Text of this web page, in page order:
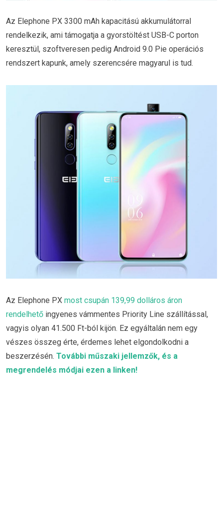
Az Elephone PX 3300 mAh kapacitású akkumulátorral
rendelkezik, ami támogatja a gyorstöltést USB-C porton
keresztül, szoftveresen pedig Android 9.0 Pie operációs
rendszert kapunk, amely szerencsére magyarul is tud.
Az Elephone PX most csupán 139,99 dolláros áron
rendelhető ingyenes vámmentes Priority Line szállítással,
vagyis olyan 41.500 Ft-ból kijön. Ez egyáltalán nem egy
vészes összeg érte, érdemes lehet elgondolkodni a
beszerzésén. További műszaki jellemzők, és a
megrendelés módjai ezen a linken!